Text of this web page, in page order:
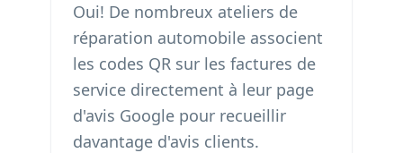
Oui! De nombreux ateliers de
réparation automobile associent
les codes QR sur les factures de
service directement à leur page
d'avis Google pour recueillir
davantage d'avis clients.